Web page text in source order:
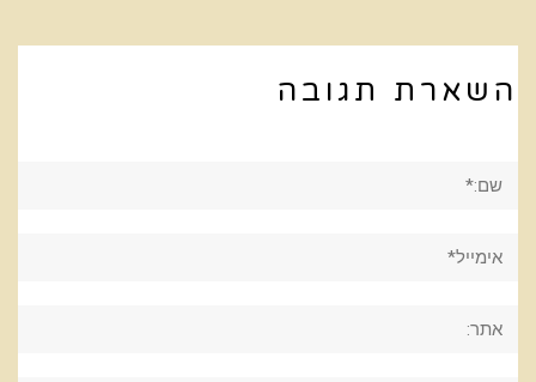
השארת תגובה